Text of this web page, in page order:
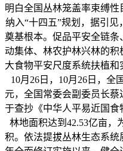
明白全国丛林笼盖率束缚
纳入“十四五”规划，据引
奠基根本。促品平安全链条
动集体、林农护林兴林的
大食物平安尺度系统扶植和
10月26日，10月26日，全
元，全国常委会副委员长
于查抄《中华人平易近国食
林地面积达到42.53亿亩，
积。依法提拔丛林生态系统